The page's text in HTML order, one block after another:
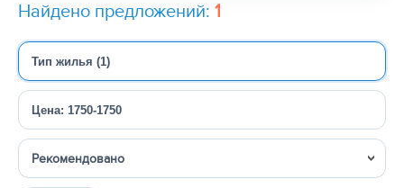
Найдено предложений: 1
Тип жилья (1)
Цена: 1750-1750
Сортировка